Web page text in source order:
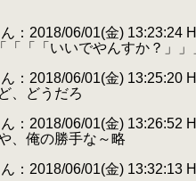
：2018/06/01(金) 13:23:24
「「いいでやんすか？」」
：2018/06/01(金) 13:25:20
、どうだろ
：2018/06/01(金) 13:26:52
、俺の勝手な～略
：2018/06/01(金) 13:32:13